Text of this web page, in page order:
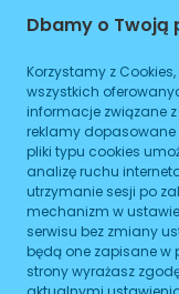
Godziny
Poniedziałek
Wtorek
Środa
Czwartek
Piątek
Sobota
Dbamy o Twoją
Korzystamy z
wszystkich
informacje związane
reklamy dopasowane
pliki typu cookies
analizę ruchu
utrzymanie sesji po
mechanizm w
serwisu bez zmiany
będą one zapisane w
strony wyrażasz